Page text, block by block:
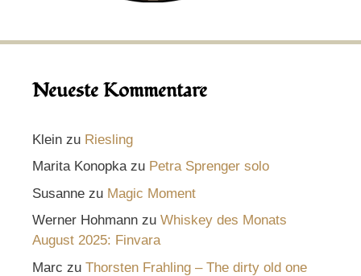
Neueste Kommentare
Klein zu Riesling
Marita Konopkazu Petra Sprenger solo
Susanne zu Magic Moment
Werner Hohmann zu Whiskey des Monats
August 2025: Finvara
Marc zu Thorsten Frahling – The dirty old one